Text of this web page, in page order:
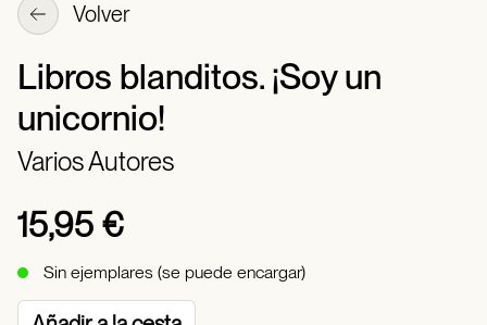
Volver
Libros blanditos. ¡Soy un
unicornio!
Varios Autores
15,95 €
Sin ejemplares (se puede encargar)